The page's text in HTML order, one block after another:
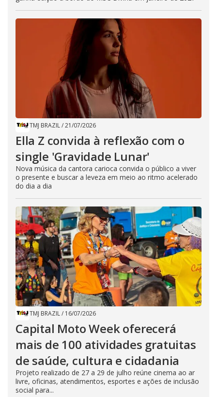
TMJ BRAZIL/21/07/2026
Ella Z convida à reflexão com o
single 'Gravidade Lunar'
Nova música da cantora carioca convida o público a viver
o presente e buscar a leveza em meio ao ritmo acelerado
do dia a dia
TMJ BRAZIL/ 16/07/2026
Capital Moto Week oferecerá
mais de 100 atividades gratuitas
de saúde, cultura e cidadania
Projeto realizado de 27 a 29 de julho reúne cinema ao ar
livre, oficinas, atendimentos, esportes e ações de inclusão
social para...